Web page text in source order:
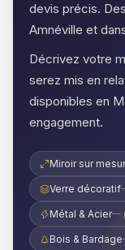
devis précis.
Amnéville et
Décrivez votre
serez mis en
disponibles en
engagement.
Miroir sur
Verre décoratif
Métal & Acier—
Bois & Bardage